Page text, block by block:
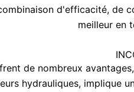
d'efficacité, de
meilleur en
de nombreux
hydrauliques, implique